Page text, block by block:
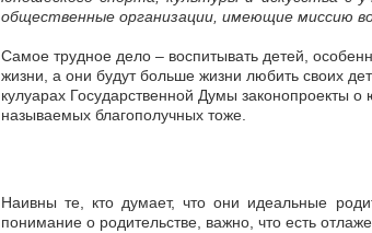
общественные организации, имеющие миссию
Самое трудное дело – воспитывать детей,
жизни, а они будут больше жизни любить своих
кулуарах Государственной Думы законопроекты
называемых благополучных тоже.
Наивны те, кто думает, что они идеальные
понимание о родительстве, важно, что есть